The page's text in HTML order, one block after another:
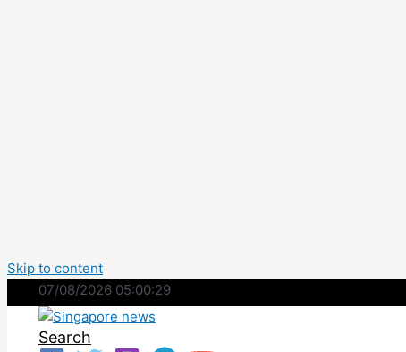
Skip to content
07/08/2026 05:00:30
Search